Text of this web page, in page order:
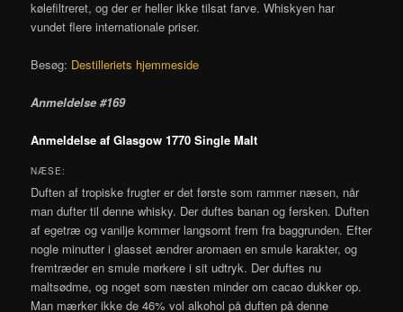
kølefiltreret, og der er heller ikke tilsat farve. Whiskyen har
vundet flere internationale priser.
Besøg: Destilleriets hjemmeside
Anmeldelse #169
Anmeldelse af Glasgow 1770 Single Malt
NÆSE:
Duften af tropiske frugter er det første som rammer næsen, når
man dufter til denne whisky. Der duftes banan og fersken. Duften
af egetræ og vanilje kommer langsomt frem fra baggrunden. Efter
nogle minutter i glasset ændrer aromaen en smule karakter, og
fremtræder en smule mørkere i sit udtryk. Der duftes nu
maltsødme, og noget som næsten minder om cacao dukker op.
Man mærker ikke de 46% vol alkohol på duften på denne